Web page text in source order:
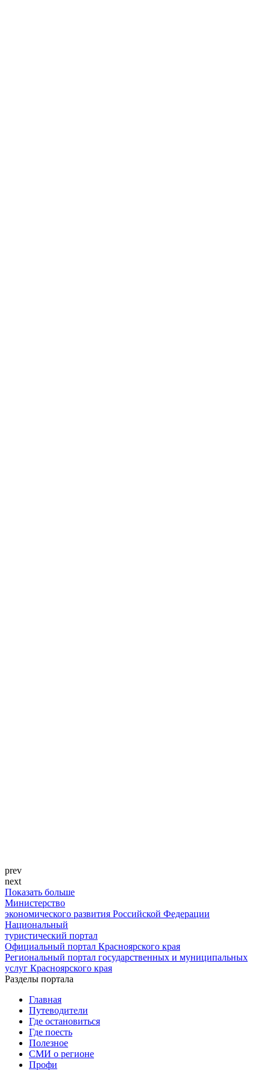
prev
next
Показать больше
Министерство
экономического развития Российской Федерации
Национальный
туристический портал
Официальный портал Красноярского края
Региональный портал государственных и муниципальных
услуг Красноярского края
Разделы портала
Главная
Путеводители
Где остановиться
Где поесть
Полезное
СМИ о регионе
Профи